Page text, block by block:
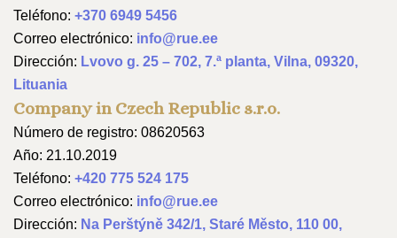
Teléfono: +370 6949 5456
Correo electrónico: info@rue.ee
Dirección: Lvovo g. 25 – 702, 7.ª planta, Vilna, 09320,
Lituania
Company in Czech Republic s.r.o.
Número de registro: 08620563
Año: 21.10.2019
Teléfono: +420 775 524 175
Correo electrónico: info@rue.ee
Dirección: Na Perštýně 342/1, Staré Město, 110 00,